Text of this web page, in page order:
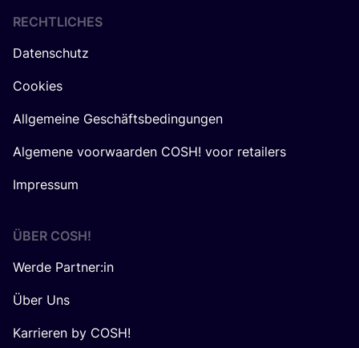
RECHTLICHES
Datenschutz
Cookies
Allgemeine Geschäftsbedingungen
Algemene voorwaarden COSH! voor retailers
Impressum
ÜBER COSH!
Werde Partner:in
Über Uns
Karrieren by COSH!